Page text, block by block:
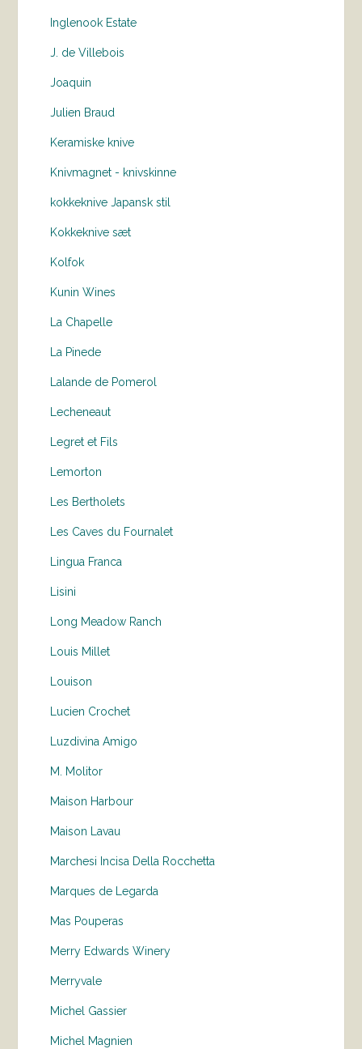
Inglenook Estate
J. de Villebois
Joaquin
Julien Braud
Keramiske knive
Knivmagnet - knivskinne
kokkeknive Japansk stil
Kokkeknive sæt
Kolfok
Kunin Wines
La Chapelle
La Pinede
Lalande de Pomerol
Lecheneaut
Legret et Fils
Lemorton
Les Bertholets
Les Caves du Fournalet
Lingua Franca
Lisini
Long Meadow Ranch
Louis Millet
Louison
Lucien Crochet
Luzdivina Amigo
M. Molitor
Maison Harbour
Maison Lavau
Marchesi Incisa Della Rocchetta
Marques de Legarda
Mas Pouperas
Merry Edwards Winery
Merryvale
Michel Gassier
Michel Magnien